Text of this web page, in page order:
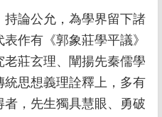
論公允，為學界留下諸
作有《郭象莊學平議》
老莊玄理、闡揚先秦儒學
思想義理詮釋上，多有
者，先生獨具慧眼、勇破